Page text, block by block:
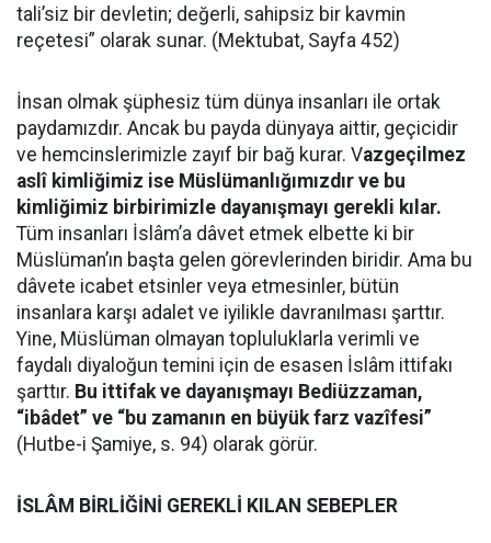
tali’siz bir devletin; değerli, sahipsiz bir kavmin
reçetesi” olarak sunar. (Mektubat, Sayfa 452)
İnsan olmak şüphesiz tüm dünya insanları ile ortak
paydamızdır. Ancak bu payda dünyaya aittir, geçicidir
ve hemcinslerimizle zayıf bir bağ kurar. Vazgeçilmez
aslî kimliğimiz ise Müslümanlığımızdır ve bu
kimliğimiz birbirimizle dayanışmayı gerekli kılar.
Tüm insanları İslâm’a dâvet etmek elbette ki bir
Müslüman’ın başta gelen görevlerinden biridir. Ama bu
dâvete icabet etsinler veya etmesinler, bütün
insanlara karşı adalet ve iyilikle davranılması şarttır.
Yine, Müslüman olmayan topluluklarla verimli ve
faydalı diyaloğun temini için de esasen İslâm ittifakı
şarttır. Bu ittifak ve dayanışmayı Bediüzzaman,
“ibâdet” ve “bu zamanın en büyük farz vazîfesi”
(Hutbe-i Şamiye, s. 94) olarak görür.
İSLÂM BİRLİĞİNİ GEREKLİ KILAN SEBEPLER